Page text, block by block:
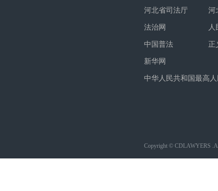
河北省司法厅 河
法治网 人
中国普法 正
新华网
中华人民共和国最高
Copyright © CDLAWYERS